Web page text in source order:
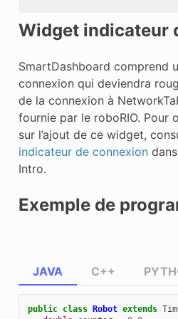
Widget indicateur
SmartDashboard comprend
connexion qui deviendra
de la connexion à
fournie par le roboRIO. Pour
sur l’ajout de ce widget,
indicateur de connexiondans
Intro.
Exemple de
JAVA
public class Robot extends
C++